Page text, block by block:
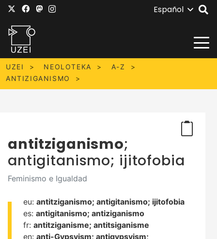
Español
UZEI NEOLOTEKA
A-Z
ANTIZIGANISMO
antitziganismo;
antigitanismo; ijitofobia
Feminismo e Igualdad
eu: antitziganismo; antigitanismo; ijitofobia
es: antigitanismo; antiziganismo
fr: antitziganisme; antitsiganisme
en: anti-Gypsyism; antigypsyism;